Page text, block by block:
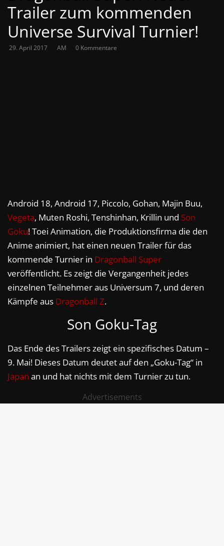
Trailer zum kommenden
Universe Survival Turnier!
29. April 2017 AM 0 Kommentare
Android 18, Android 17, Piccolo, Gohan, Majin Buu,
Vegeta, Muten Roshi, Tenshinhan, Krillin und Son
Goku! Toei Animation, die Produktionsfirma die den
Anime animiert, hat einen neuen Trailer für das
kommende Turnier in Dragonball Super
veröffentlicht. Es zeigt die Vergangenheit jedes
einzelnen Teilnehmer aus Universum 7, und deren
Kämpfe aus Dragonball Z.
Son Goku-Tag
Das Ende des Trailers zeigt ein spezifisches Datum –
9. Mai! Dieses Datum deutet auf den „Goku-Tag“ in
Japan an und hat nichts mit dem Turnier zu tun.
Advertisements